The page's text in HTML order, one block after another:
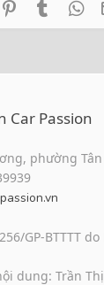
Pinterest
Car Passion
phường Tân
GP-BTTTT
dung: Trần